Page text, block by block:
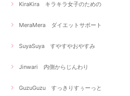
KiraKira キラキラ女子のための
MeraMera ダイエットサポート
SuyaSuya すやすやおやすみ
Jinwari 内側からじんわり
GuzuGuzu すっきりすぅーっと